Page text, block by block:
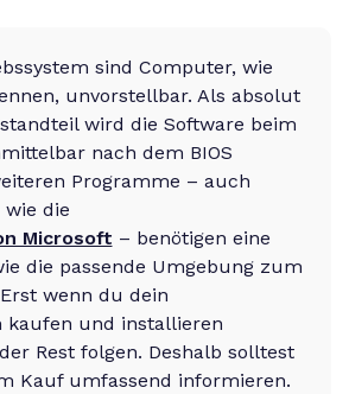
sind Computer, wie
unvorstellbar. Als absolut
wird die Software beim
nach dem BIOS
Programme – auch
die
Microsoft – benötigen eine
die passende Umgebung zum
wenn du dein
kaufen und installieren
Rest folgen. Deshalb solltest
Kauf umfassend informieren.